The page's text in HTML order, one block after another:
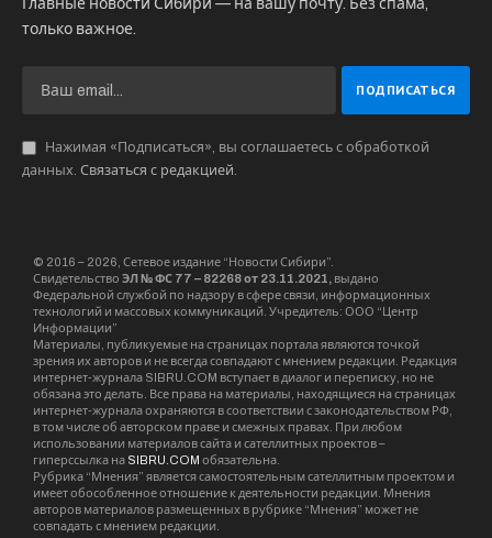
Главные новости Сибири — на вашу почту. Без спама,
только важное.
Нажимая «Подписаться», вы соглашаетесь с обработкой
данных. Связаться с редакцией.
© 2016 – 2026, Сетевое издание “Новости Сибири”.
Свидетельство ЭЛ № ФС 77 – 82268 от 23.11.2021, выдано
Федеральной службой по надзору в сфере связи, информационных
технологий и массовых коммуникаций. Учредитель: ООО “Центр
Информации”
Материалы, публикуемые на страницах портала являются точкой
зрения их авторов и не всегда совпадают с мнением редакции. Редакция
интернет-журнала SIBRU.COM вступает в диалог и переписку, но не
обязана это делать. Все права на материалы, находящиеся на страницах
интернет-журнала охраняются в соответствии с законодательством РФ,
в том числе об авторском праве и смежных правах. При любом
использовании материалов сайта и сателлитных проектов –
гиперссылка на SIBRU.COM обязательна.
Рубрика “Мнения” является самостоятельным сателлитным проектом и
имеет обособленное отношение к деятельности редакции. Мнения
авторов материалов размещенных в рубрике “Мнения” может не
совпадать с мнением редакции.